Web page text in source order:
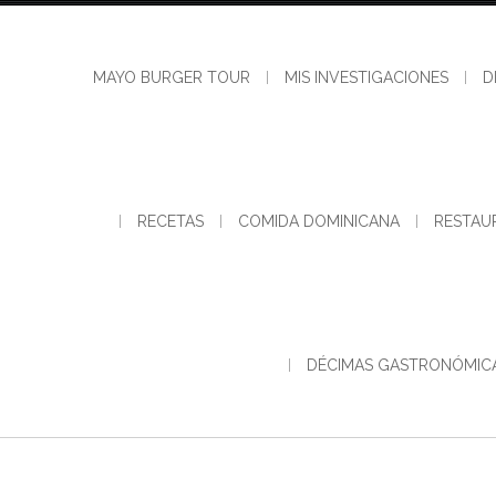
MAYO BURGER TOUR MIS INVESTIGACIONES
RECETAS COMIDA DOMINICANA
DÉCIMAS